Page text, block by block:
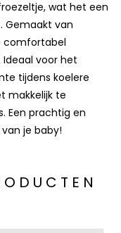
wat het een
Gemaakt van
comfortabel
voor het
tijdens koelere
makkelijk te
Een prachtig en
je baby!